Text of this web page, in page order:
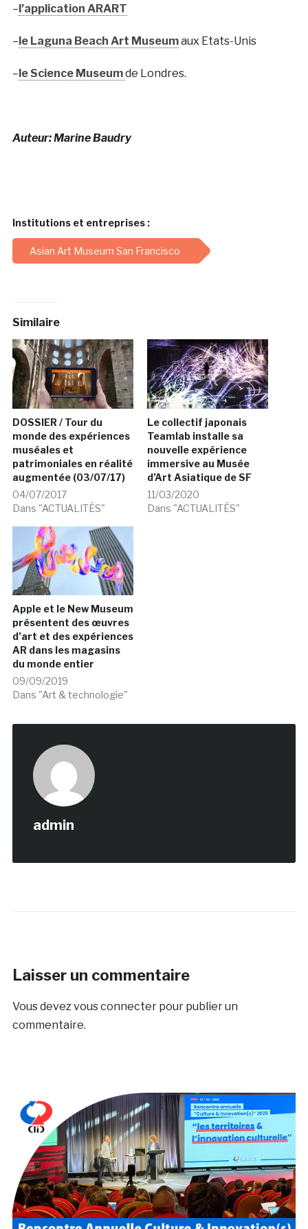
–l’application ARART
–le Laguna Beach Art Museumaux Etats-Unis
–le Science Museumde Londres.
Auteur: Marine Baudry
Institutions et entreprises :
Asian Art Museum San Francisco
Similaire
DOSSIER / Tour du
monde des expériences
muséales et
patrimoniales en réalité
augmentée (03/07/17)
04/07/2017
Dans "ACTUALITÉS"
Le collectif japonais
Teamlab installe sa
nouvelle expérience
immersive au Musée
d’Art Asiatique de SF
11/03/2020
Dans "ACTUALITÉS"
Apple et le New Museum
présentent des œuvres
d’art et des expériences
AR dans les magasins
du monde entier
09/09/2019
Dans "Art & technologie"
admin
Laisser un commentaire
Vous devezvous connecterpour publier un
commentaire.